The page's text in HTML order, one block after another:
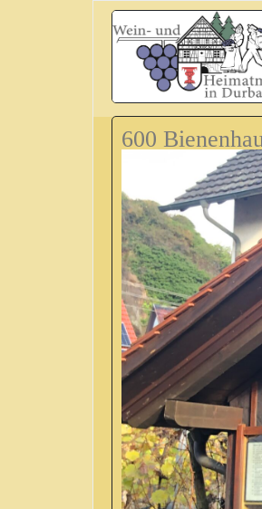
600